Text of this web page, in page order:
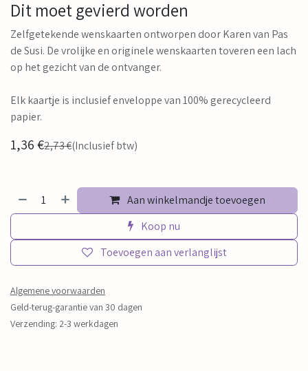
Dit moet gevierd worden
Zelfgetekende wenskaarten ontworpen door Karen van Pas
de Susi. De vrolijke en originele wenskaarten toveren een lach
op het gezicht van de ontvanger.
Elk kaartje is inclusief enveloppe van 100% gerecycleerd
papier.
1,36€2,73€(Inclusief btw)
Aan winkelmandje toevoegen
Koop nu
Toevoegen aan verlanglijst
Algemene voorwaarden
Geld-terug-garantie van 30 dagen
Verzending: 2-3 werkdagen